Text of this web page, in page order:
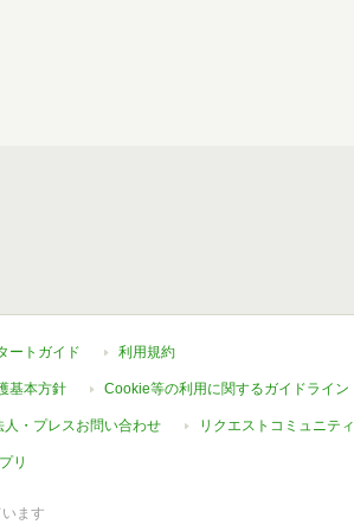
ートガイド 利用規約
基本方針 Cookie等の利用に関するガイドライン
人・プレスお問い合わせ リクエストコミュニティ
リ
ます